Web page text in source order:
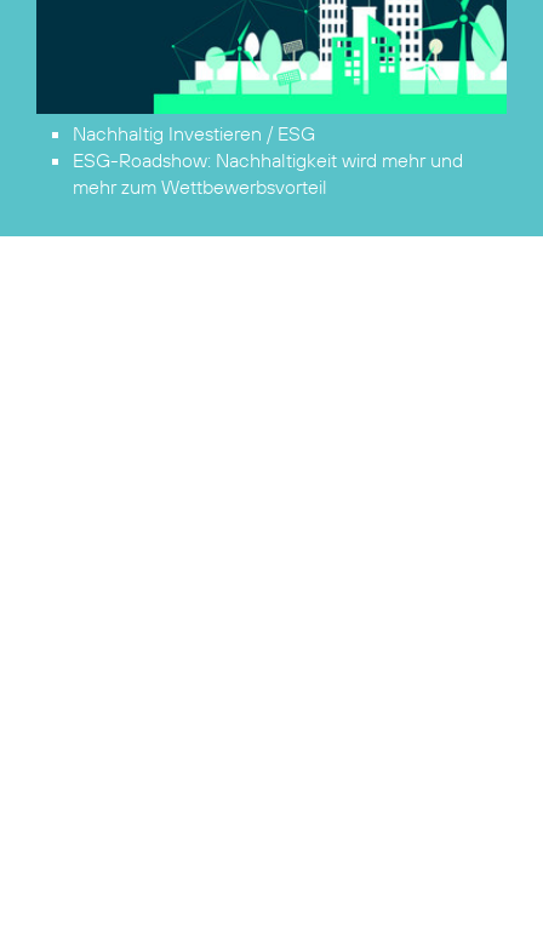
Nachhaltig Investieren / ESG
ESG-Roadshow: Nachhaltigkeit wird mehr und
mehr zum Wettbewerbsvorteil